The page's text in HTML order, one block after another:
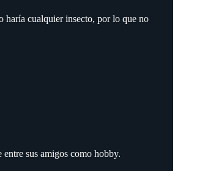
haría cualquier insecto, por lo que no
sus amigos como hobby.